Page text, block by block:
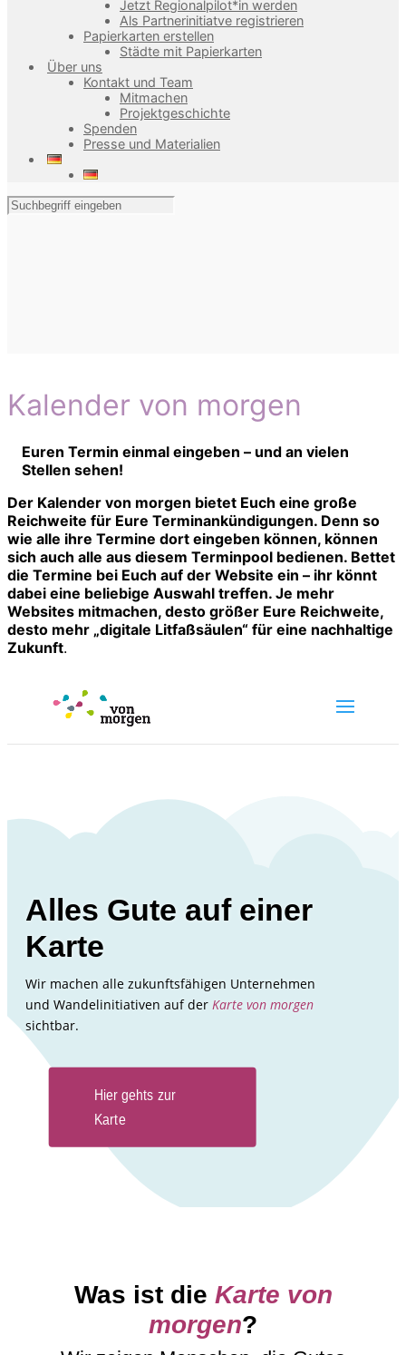
Jetzt Regionalpilot*in werden
Als Partnerinitiatve registrieren
Papierkarten erstellen
Städte mit Papierkarten
Über uns
Kontakt und Team
Mitmachen
Projektgeschichte
Spenden
Presse und Materialien
Kalender von morgen
Euren Termin einmal eingeben – und an vielen
Stellen sehen!
Der Kalender von morgen bietet Euch eine große
Reichweite für Eure Terminankündigungen. Denn so
wie alle ihre Termine dort eingeben können, können
sich auch alle aus diesem Terminpool bedienen. Bettet
die Termine bei Euch auf der Website ein – ihr könnt
dabei eine beliebige Auswahl treffen. Je mehr
Websites mitmachen, desto größer Eure Reichweite,
desto mehr „digitale Litfaßsäulen“ für eine nachhaltige
Zukunft.